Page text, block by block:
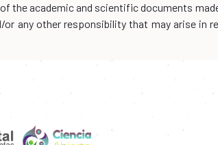
academic and scientific documents
any other responsibility that may arise in